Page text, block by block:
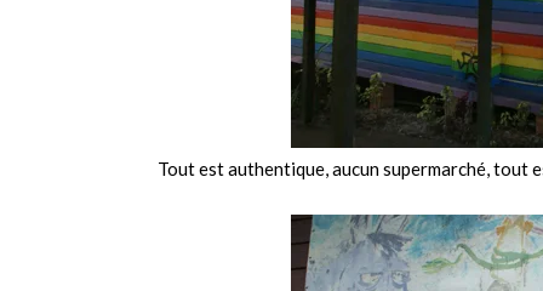
Tout est authentique, aucun supermarché, tout